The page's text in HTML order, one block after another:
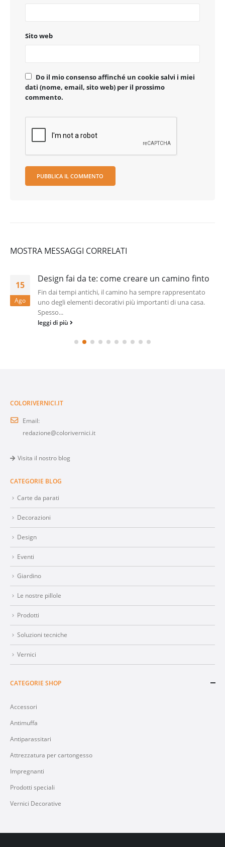
Sito web
Do il mio consenso affinché un cookie salvi i miei
dati (nome, email, sito web) per il prossimo
commento.
MOSTRA MESSAGGI CORRELATI
15
Ago
Design fai da te: come creare un camino finto
Fin dai tempi antichi, il camino ha sempre rappresentato
uno degli elementi decorativi più importanti di una casa.
Spesso...
leggi di più
COLORIVERNICI.IT
Email:
redazione@colorivernici.it
Visita il nostro blog
CATEGORIE BLOG
Carte da parati
Decorazioni
Design
Eventi
Giardino
Le nostre pillole
Prodotti
Soluzioni tecniche
Vernici
CATEGORIE SHOP
Accessori
Antimuffa
Antiparassitari
Attrezzatura per cartongesso
Impregnanti
Prodotti speciali
Vernici Decorative